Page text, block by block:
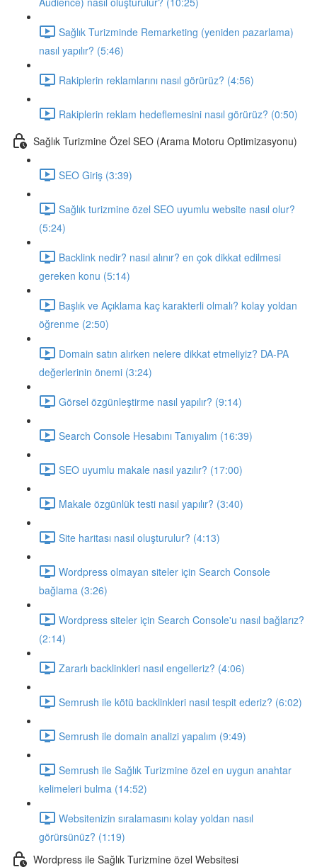
Sağlık Turizminde Remarketing (yeniden pazarlama)
nasıl yapılır? (5:46)
Rakiplerin reklamlarını nasıl görürüz? (4:56)
Rakiplerin reklam hedeflemesini nasıl görürüz? (0:50)
Sağlık Turizmine Özel SEO (Arama Motoru Optimizasyonu)
SEO Giriş (3:39)
Sağlık turizmine özel SEO uyumlu website nasıl olur?
(5:24)
Backlink nedir? nasıl alınır? en çok dikkat edilmesi
gereken konu (5:14)
Başlık ve Açıklama kaç karakterli olmalı? kolay yoldan
öğrenme (2:50)
Domain satın alırken nelere dikkat etmeliyiz? DA-PA
değerlerinin önemi (3:24)
Görsel özgünleştirme nasıl yapılır? (9:14)
Search Console Hesabını Tanıyalım (16:39)
SEO uyumlu makale nasıl yazılır? (17:00)
Makale özgünlük testi nasıl yapılır? (3:40)
Site haritası nasıl oluşturulur? (4:13)
Wordpress olmayan siteler için Search Console
bağlama (3:26)
Wordpress siteler için Search Console'u nasıl bağlarız?
(2:14)
Zararlı backlinkleri nasıl engelleriz? (4:06)
Semrush ile kötü backlinkleri nasıl tespit ederiz? (6:02)
Semrush ile domain analizi yapalım (9:49)
Semrush ile Sağlık Turizmine özel en uygun anahtar
kelimeleri bulma (14:52)
Websitenizin sıralamasını kolay yoldan nasıl
görürsünüz? (1:19)
Wordpress ile Sağlık Turizmine özel Websitesi